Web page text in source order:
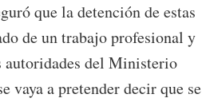
que la detención de estas
de un trabajo profesional y
autoridades del Ministerio
vaya a pretender decir que se